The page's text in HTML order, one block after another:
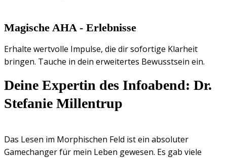
Magische AHA - Erlebnisse
Erhalte wertvolle Impulse, die dir sofortige Klarheit
bringen. Tauche in dein erweitertes Bewusstsein ein.
Deine Expertin des Infoabend: Dr.
Stefanie Millentrup
Das Lesen im Morphischen Feld ist ein absoluter
Gamechanger für mein Leben gewesen. Es gab viele